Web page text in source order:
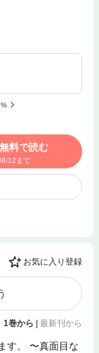
無料で読む
12まで
お気に入り登録
1巻から 最新刊から
す。 〜真面目な